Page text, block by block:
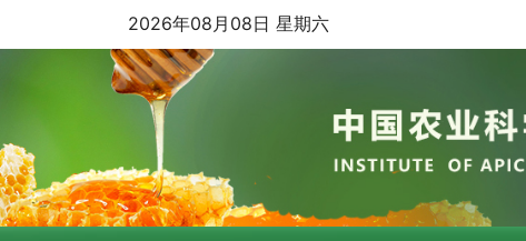
2026年08月08日 星期六